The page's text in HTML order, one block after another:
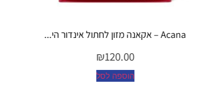
Espree – שמפו 355 מ"ל יערות ה...
₪45.00
הוספה לסל